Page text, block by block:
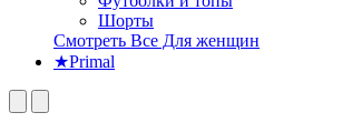
Шорты
Смотреть Все Для женщин
★Primal